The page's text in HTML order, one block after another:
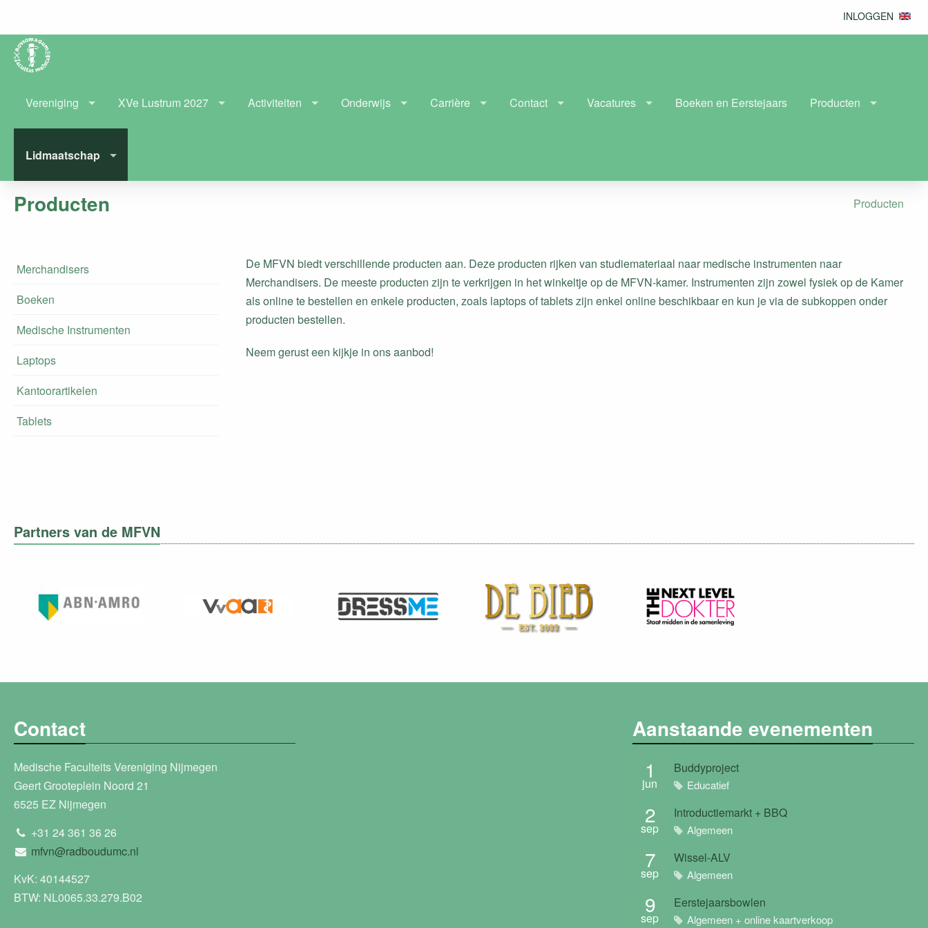
INLOGGEN
Vereniging XVe Lustrum 2027 Activiteiten Onderwijs Carrière Contact Vacatures Boeken en Eerstejaars Producten
Lidmaatschap
Producten
Producten
Merchandisers
Boeken
Medische Instrumenten
Laptops
Kantoorartikelen
Tablets
De MFVN biedt verschillende producten aan. Deze producten rijken van studiemateriaal naar medische instrumenten naar
Merchandisers. De meeste producten zijn te verkrijgen in het winkeltje op de MFVN-kamer. Instrumenten zijn zowel fysiek op de Kamer
als online te bestellen en enkele producten, zoals laptops of tablets zijn enkel online beschikbaar en kun je via de subkoppen onder
producten bestellen.
Neem gerust een kijkje in ons aanbod!
Partners van de MFVN
Contact
Medische Faculteits Vereniging Nijmegen
Geert Grooteplein Noord 21
6525 EZ Nijmegen
+31 24 361 36 26
mfvn@radboudumc.nl
KvK: 40144527
BTW: NL0065.33.279.B02
Aanstaande evenementen
1
jun
Buddyproject
Educatief
2
sep
Introductiemarkt + BBQ
Algemeen
7
sep
Wissel-ALV
Algemeen
9
sep
Eerstejaarsbowlen
Algemeen + online kaartverkoop